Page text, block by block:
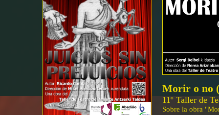
Morir o no
11º Taller de
Sobre la obra